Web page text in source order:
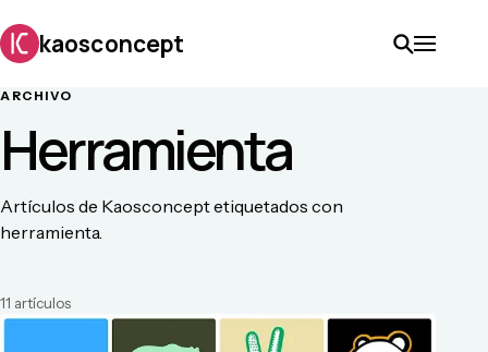
kaosconcept
ARCHIVO
Herramienta
Artículos de Kaosconcept etiquetados con
herramienta.
11 artículos